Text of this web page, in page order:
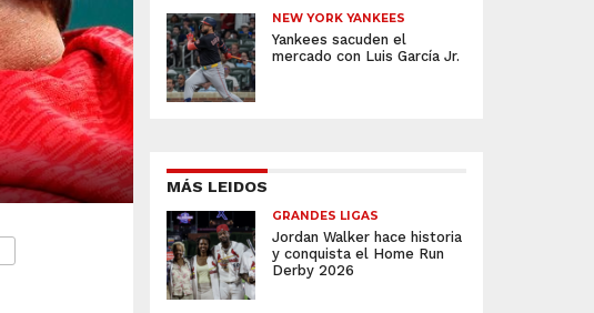
NEW YORK YANKEES
Yankees sacuden el
mercado con Luis García Jr.
MÁS LEIDOS
GRANDES LIGAS
Jordan Walker hace historia
y conquista el Home Run
Derby 2026